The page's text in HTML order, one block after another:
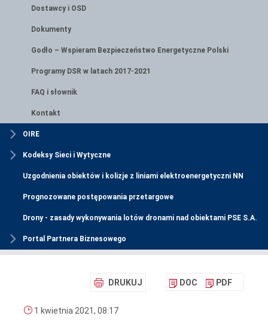
Dostawcy i OSD
Dokumenty
Godło – Wspieram Bezpieczeństwo Energetyczne Polski
Programy DSR w latach 2017-2021
FAQ i słownik
Kontakt
OIRE
Kodeksy Sieci i Wytyczne
Uzgodnienia obiektów i kolizje z liniami elektroenergetyczni NN
Prognozowane postępowania przetargowe
Drony - zasady wykonywania lotów dronami nad obiektami PSE S.A.
Portal Partnera Biznesowego
DRUKUJ DOC PDF
1 kwietnia 2021, 08:17